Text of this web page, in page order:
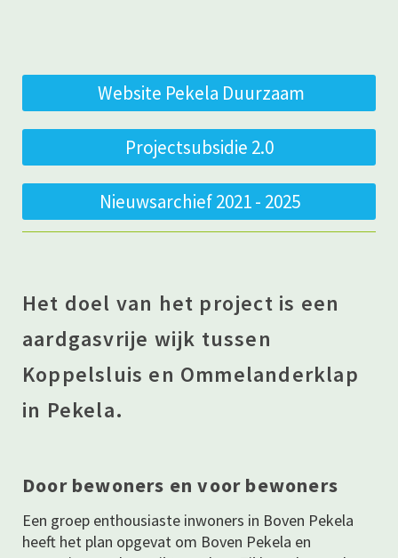
Website Pekela Duurzaam
Projectsubsidie 2.0
Nieuwsarchief 2021 - 2025
Het doel van het project is een
aardgasvrije wijk tussen
Koppelsluis en Ommelanderklap
in Pekela.
Door bewoners en voor bewoners
Een groep enthousiaste inwoners in Boven Pekela
heeft het plan opgevat om Boven Pekela en